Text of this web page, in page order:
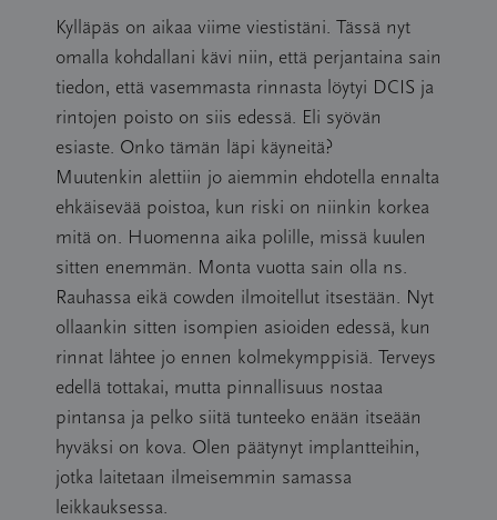
Kylläpäs on aikaa viime viestistäni. Tässä nyt
omalla kohdallani kävi niin, että perjantaina sain
tiedon, että vasemmasta rinnasta löytyi DCIS ja
rintojen poisto on siis edessä. Eli syövän
esiaste. Onko tämän läpi käyneitä?
Muutenkin alettiin jo aiemmin ehdotella ennalta
ehkäisevää poistoa, kun riski on niinkin korkea
mitä on. Huomenna aika polille, missä kuulen
sitten enemmän. Monta vuotta sain olla ns.
Rauhassa eikä cowden ilmoitellut itsestään. Nyt
ollaankin sitten isompien asioiden edessä, kun
rinnat lähtee jo ennen kolmekymppisiä. Terveys
edellä tottakai, mutta pinnallisuus nostaa
pintansa ja pelko siitä tunteeko enään itseään
hyväksi on kova. Olen päätynyt implantteihin,
jotka laitetaan ilmeisemmin samassa
leikkauksessa.